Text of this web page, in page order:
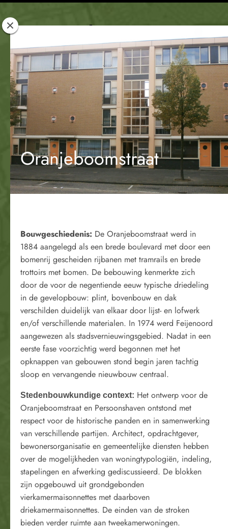
Rotterdam
Woont
Oranjeboomstraat
Bouwgeschiedenis: De Oranjeboomstraat werd in
1884 aangelegd als een brede boulevard met door een
bomenrij gescheiden rijbanen met tramrails en brede
trottoirs met bomen. De bebouwing kenmerkte zich
door de voor de negentiende eeuw typische driedeling
in de gevelopbouw: plint, bovenbouw en dak
verschilden duidelijk van elkaar door lijst- en lofwerk
en/of verschillende materialen. In 1974 werd Feijenoord
aangewezen als stadsvernieuwingsgebied. Nadat in een
eerste fase voorzichtig werd begonnen met het
opknappen van gebouwen stond begin jaren tachtig
sloop en vervangende nieuwbouw centraal.
Stedenbouwkundige context: Het ontwerp voor de
Oranjeboomstraat en Persoonshaven ontstond met
respect voor de historische panden en in samenwerking
van verschillende partijen. Architect, opdrachtgever,
bewonersorganisatie en gemeentelijke diensten hebben
over de mogelijkheden van woningtypologiën, indeling,
stapelingen en afwerking gediscussieerd. De blokken
zijn opgebouwd uit grondgebonden
vierkamermaisonnettes met daarboven
driekamermaisonnettes. De einden van de stroken
bieden verder ruimte aan tweekamerwoningen.